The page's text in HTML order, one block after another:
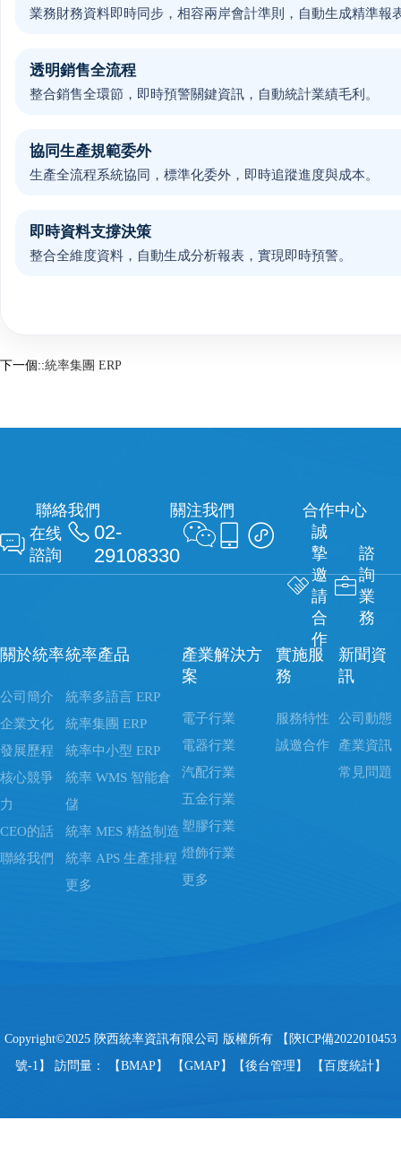
業務財務資料即時同步，相容兩岸會計準則，自動生成精準報
透明銷售全流程
整合銷售全環節，即時預警關鍵資訊，自動統計業績毛利。
協同生產規範委外
生產全流程系統協同，標準化委外，即時追蹤進度與成本。
即時資料支撐決策
整合全維度資料，自動生成分析報表，實現即時預警。
下一個::統率集團 ERP
聯絡我們
 在线
諮詢
 02-
29108330
關注我們
  
合作中心

誠
摯
邀
請
合
作

諮
詢
業
務
關於統率
公司簡介
企業文化
發展歷程
核心競爭
力
CEO的話
聯絡我們
統率產品
統率多語言 ERP
統率集團 ERP
統率中小型 ERP
統率 WMS 智能倉
儲
統率 MES 精益制造
統率 APS 生產排程
更多
產業解決方
案
電子行業
電器行業
汽配行業
五金行業
塑膠行業
燈飾行業
更多
實施服
務
服務特性
誠邀合作
新聞資
訊
公司動態
產業資訊
常見問題
Copyright©2025 陝西統率資訊有限公司 版權所有 【 陝ICP備2022010453
號-1 】 訪問量： 【BMAP】 【GMAP】【後台管理 】 【百度統計】